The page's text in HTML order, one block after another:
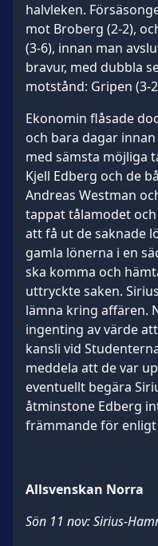
halvleken.
mot Broberg (2-2),
(3-6), innan man
bravur, med dubbla
motstånd: Gripen (3-
Ekonomin flåsade
och bara dagar
med sämsta möjliga
Kjell Edberg och de
Andreas Westman
tappat tålamodet
att få ut de saknade
gamla lönerna i en
ska komma och
uttryckte saken.
lämna kring affären.
ingenting av värde
kansli vid
meddela att de var
eventuellt begära
åtminstone Edberg
främmande för
Allsvenskan Norra
Sön 11 nov: Sirius-